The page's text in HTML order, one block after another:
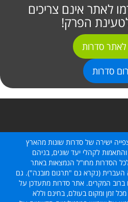
לאתר אינם צריכים
הפרק!
סדרות
סדרות
ישירה של סדרות שונות מהארץ
לקהלי יעד שונים, בניהם
הסדרות מחו"ל הנמצאות באתר
העברית (נקרא גם "תרגום מובנה"). גם
ברוב המקרים. אתר סדרות מתעדכן על
זמן ומקום בעולם, בחינם וללא